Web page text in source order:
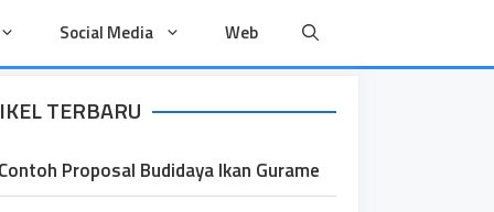
Social Media Web
TERBARU
Proposal Budidaya Ikan Gurame